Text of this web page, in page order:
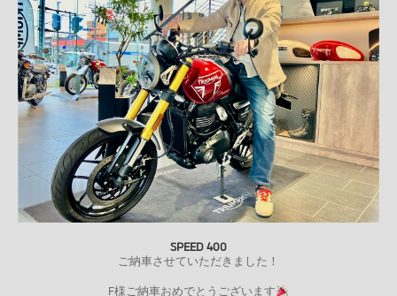
SPEED 400
ご納車させていただきました！
F様ご納車おめでとうございます